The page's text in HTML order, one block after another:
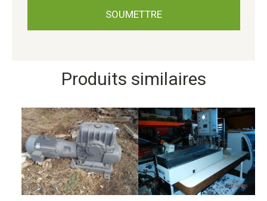
Produits similaires